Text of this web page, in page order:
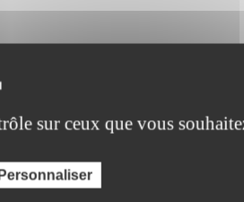
Ainsi, pour un
Les entreprises
c’est-à-dire en
!
sur ceux que vous
Personnaliser